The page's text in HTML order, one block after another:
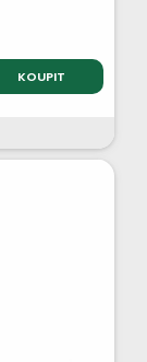
KOUPIT